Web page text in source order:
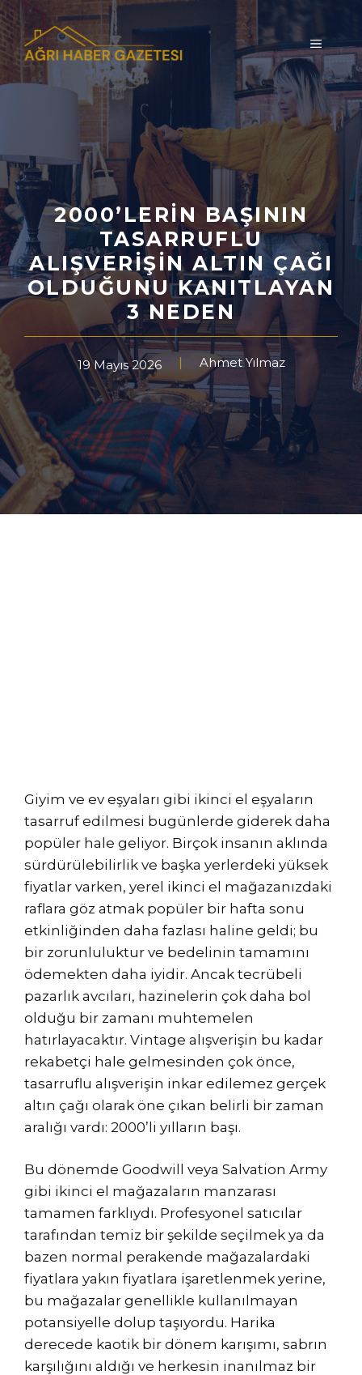
İçeriğe
atla
MENÜ
2000’LERIN BAŞININ
TASARRUFLU
ALIŞVERIŞIN ALTIN ÇAĞI
OLDUĞUNU KANITLAYAN
3 NEDEN
19 Mayıs 2026 Ahmet Yılmaz
Giyim ve ev eşyaları gibi ikinci el eşyaların
tasarruf edilmesi bugünlerde giderek daha
popüler hale geliyor. Birçok insanın aklında
sürdürülebilirlik ve başka yerlerdeki yüksek
fiyatlar varken, yerel ikinci el mağazanızdaki
raflara göz atmak popüler bir hafta sonu
etkinliğinden daha fazlası haline geldi; bu
bir zorunluluktur ve bedelinin tamamını
ödemekten daha iyidir. Ancak tecrübeli
pazarlık avcıları, hazinelerin çok daha bol
olduğu bir zamanı muhtemelen
hatırlayacaktır. Vintage alışverişin bu kadar
rekabetçi hale gelmesinden çok önce,
tasarruflu alışverişin inkar edilemez gerçek
altın çağı olarak öne çıkan belirli bir zaman
aralığı vardı: 2000’li yılların başı.
Bu dönemde Goodwill veya Salvation Army
gibi ikinci el mağazaların manzarası
tamamen farklıydı. Profesyonel satıcılar
tarafından temiz bir şekilde seçilmek ya da
bazen normal perakende mağazalardaki
fiyatlara yakın fiyatlara işaretlenmek yerine,
bu mağazalar genellikle kullanılmayan
potansiyelle dolup taşıyordu. Harika
derecede kaotik bir dönem karışımı, sabrın
karşılığını aldığı ve herkesin inanılmaz bir